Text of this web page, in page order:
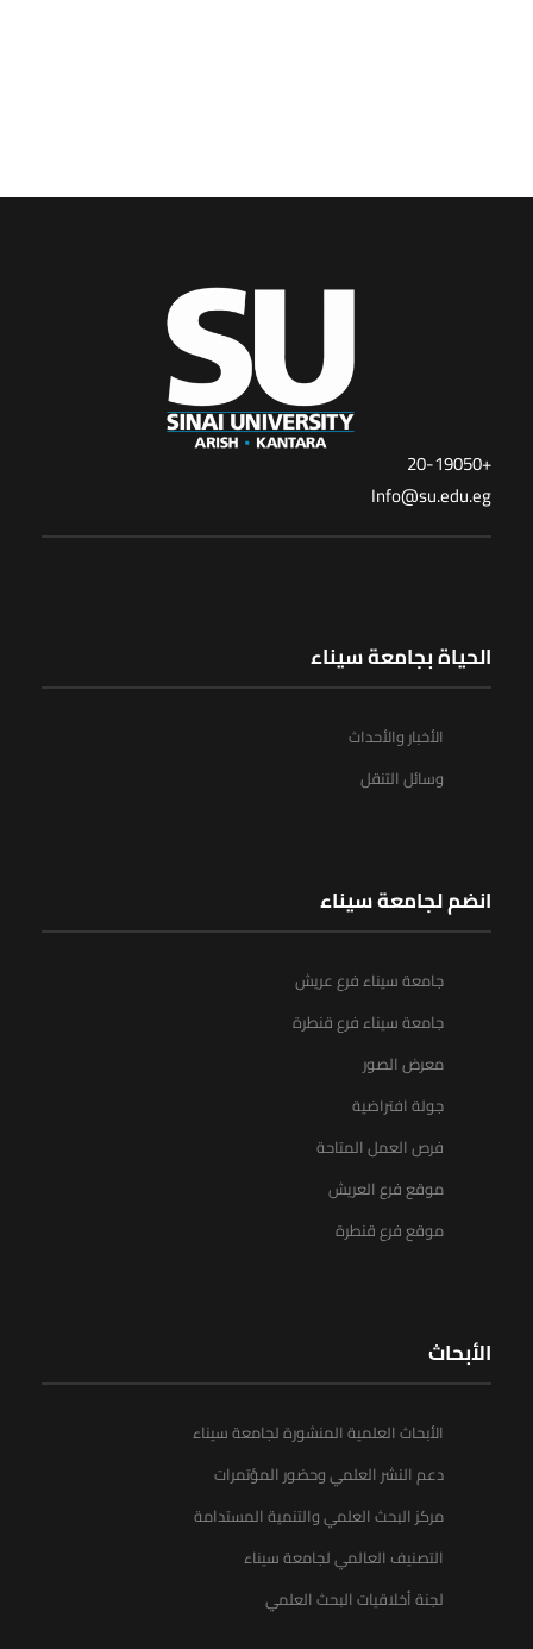
+20-19050
Info@su.edu.eg
الحياة بجامعة سيناء
الأخبار والأحداث
وسائل التنقل
انضم لجامعة سيناء
جامعة سيناء فرع عريش
جامعة سيناء فرع قنطرة
معرض الصور
جولة افتراضية
فرص العمل المتاحة
موقع فرع العريش
موقع فرع قنطرة
الأبحاث
الأبحاث العلمية المنشورة لجامعة سيناء
دعم النشر العلمي وحضور المؤتمرات
مركز البحث العلمي والتنمية المستدامة
التصنيف العالمي لجامعة سيناء
لجنة أخلاقيات البحث العلمي